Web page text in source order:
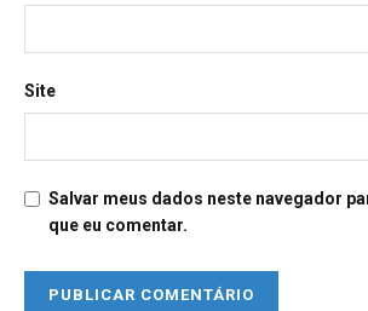
Site
Salvar meus dados neste navegador
que eu comentar.